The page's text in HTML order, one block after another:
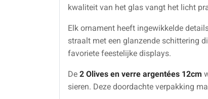
kwaliteit van het glas vangt het licht
Elk ornament heeft ingewikkelde
straalt met een glanzende schittering
favoriete feestelijke displays.
De 2 Olives en verre argentées 12cm
sieren. Deze doordachte verpakking